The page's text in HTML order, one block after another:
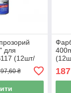
для
(12шт/
₴